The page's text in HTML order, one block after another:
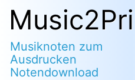
Zum
Inhalt
springen
Musiknoten zum
Ausdrucken
Notendownload